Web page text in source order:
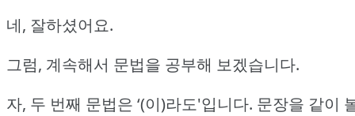
네, 잘하셨어요.
그럼, 계속해서 문법을 공부해 보겠습니다.
자, 두 번째 문법은 ‘(이)라도'입니다. 문장을 같이